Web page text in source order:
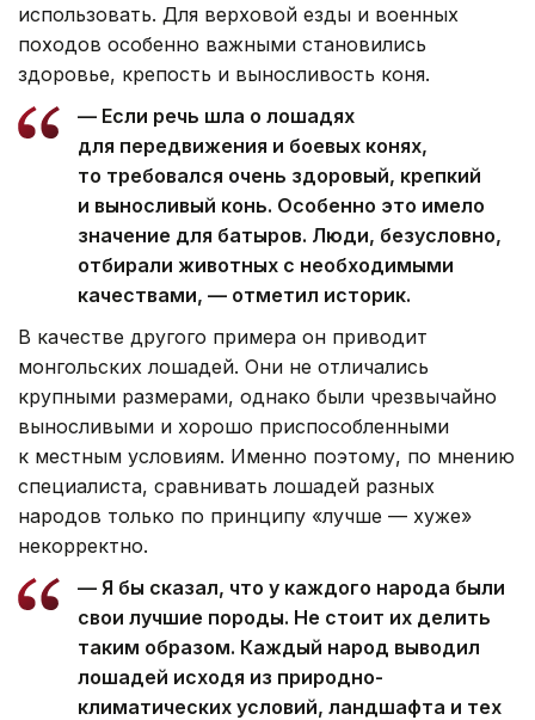
использовать. Для верховой езды и военных
походов особенно важными становились
здоровье, крепость и выносливость коня.
— Если речь шла о лошадях
для передвижения и боевых конях,
то требовался очень здоровый, крепкий
и выносливый конь. Особенно это имело
значение для батыров. Люди, безусловно,
отбирали животных с необходимыми
качествами, — отметил историк.
В качестве другого примера он приводит
монгольских лошадей. Они не отличались
крупными размерами, однако были чрезвычайно
выносливыми и хорошо приспособленными
к местным условиям. Именно поэтому, по мнению
специалиста, сравнивать лошадей разных
народов только по принципу «лучше — хуже»
некорректно.
— Я бы сказал, что у каждого народа были
свои лучшие породы. Не стоит их делить
таким образом. Каждый народ выводил
лошадей исходя из природно-
климатических условий, ландшафта и тех